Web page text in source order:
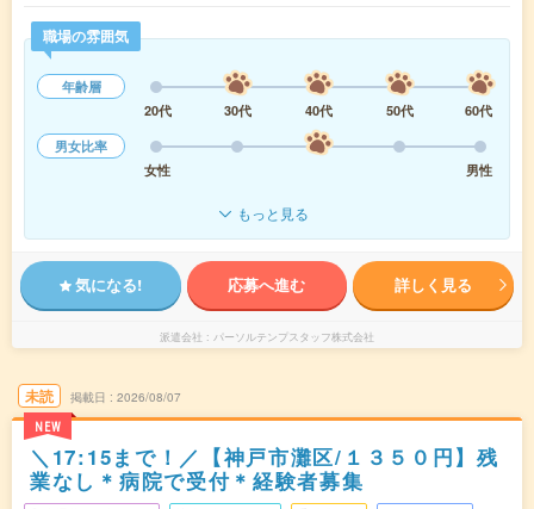
職場の雰囲気
年齢層
20代
30代 40代 50代
60代
男女比率
女性
男性
もっと見る
気になる! 応募へ進む 詳しく見る
派遣会社 パーソルテンプスタッフ株式会社
未読
NEW
掲載日 2026/08/07
＼17:15まで！／【神戸市灘区/１３５０円】残
業なし＊病院で受付＊経験者募集